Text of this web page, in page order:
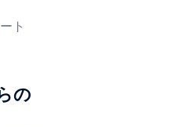
ト
の